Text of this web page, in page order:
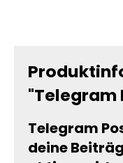
"Telegram
Telegram
deine